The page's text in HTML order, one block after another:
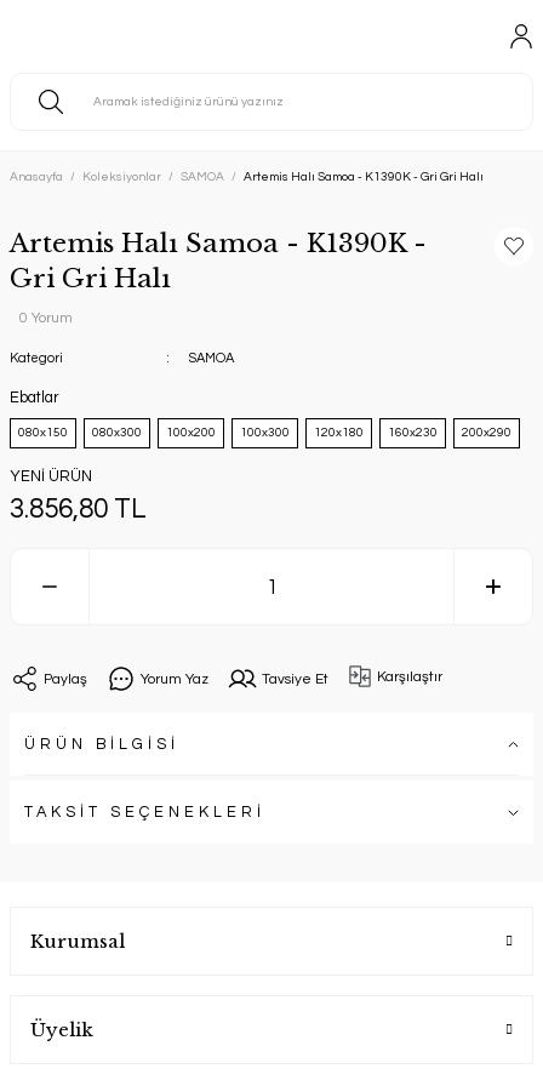
Anasayfa Koleksiyonlar SAMOA Artemis Halı Samoa - K1390K - Gri Gri Halı
Artemis Halı Samoa - K1390K -
Gri Gri Halı
0 Yorum
Kategori SAMOA
Ebatlar
080x150 080x300 100x200 100x300 120x180 160x230 200x290
YENİ ÜRÜN
3.856,80 TL
Paylaş Yorum Yaz Tavsiye Et Karşılaştır
ÜRÜN BİLGİSİ
TAKSİT SEÇENEKLERİ
Kurumsal
Üyelik